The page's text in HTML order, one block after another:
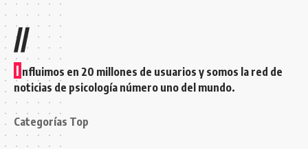
//
I nfluimos en 20 millones de usuarios y somos la red de
noticias de psicología número uno del mundo.
Categorías Top